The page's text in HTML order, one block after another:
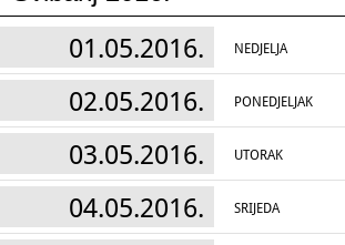
01.05.2016. NEDJELJA
02.05.2016. PONEDJELJAK
03.05.2016. UTORAK
04.05.2016. SRIJEDA